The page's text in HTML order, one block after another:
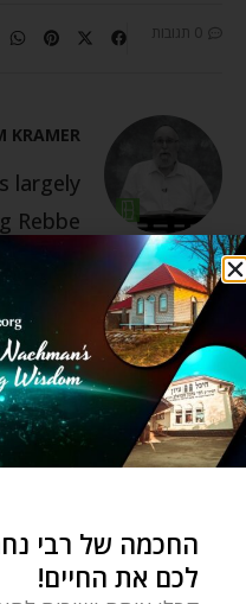
0 תגובות
KRAMER
largely
Rebbe
after
world.
of
house
החכמה של רבי
לכם את החיים!